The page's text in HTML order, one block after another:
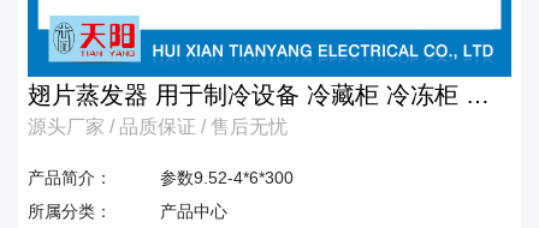
翅片蒸发器 用于制冷设备 冷藏柜 冷冻柜 商
超柜 冷凝器
源头厂家 / 品质保证 / 售后无忧
产品简介：
参数9.52-4*6*300
所属分类：
产品中心